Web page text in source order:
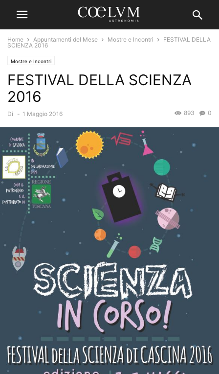
Home Appuntamenti del Mese Mostre e Incontri
FESTIVAL DELLA
SCIENZA 2016
Mostre e Incontri
FESTIVAL DELLA SCIENZA
2016
Di - 1 Maggio 2016 0
893